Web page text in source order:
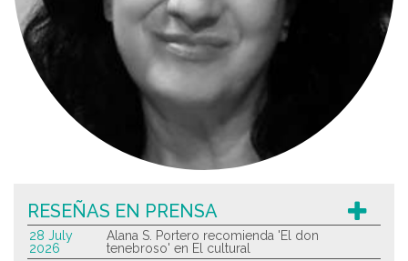
RESEÑAS EN PRENSA
28 July
2026
Alana S. Portero recomienda 'El don
tenebroso' en El cultural